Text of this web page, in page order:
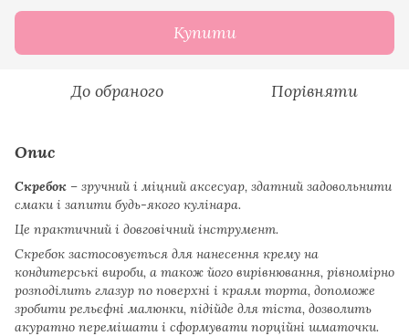
Купити
До обраного Порівняти
Опис
Скребок – зручний і міцний аксесуар, здатний задовольнити
смаки і запити будь-якого кулінара.
Це практичний і довговічний інструмент.
Скребок застосовується для нанесення крему на
кондитерські вироби, а також його вирівнювання, рівномірно
розподілить глазур по поверхні і краям торта, допоможе
зробити рельєфні малюнки, підійде для тіста, дозволить
акуратно перемішати і сформувати порційні шматочки.